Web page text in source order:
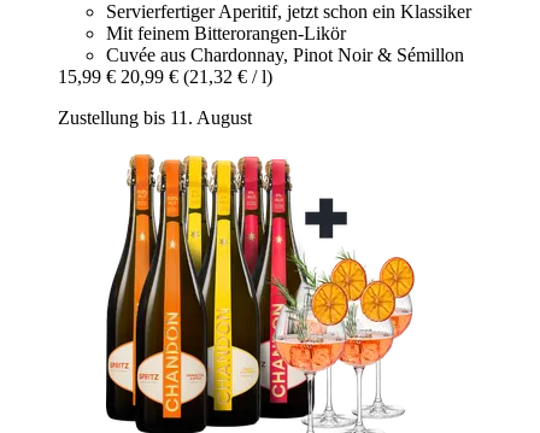
Servierfertiger Aperitif, jetzt schon ein Klassiker
Mit feinem Bitterorangen-Likör
Cuvée aus Chardonnay, Pinot Noir & Sémillon
15,99 € 20,99 € (21,32 € / l)
Zustellung bis 11. August